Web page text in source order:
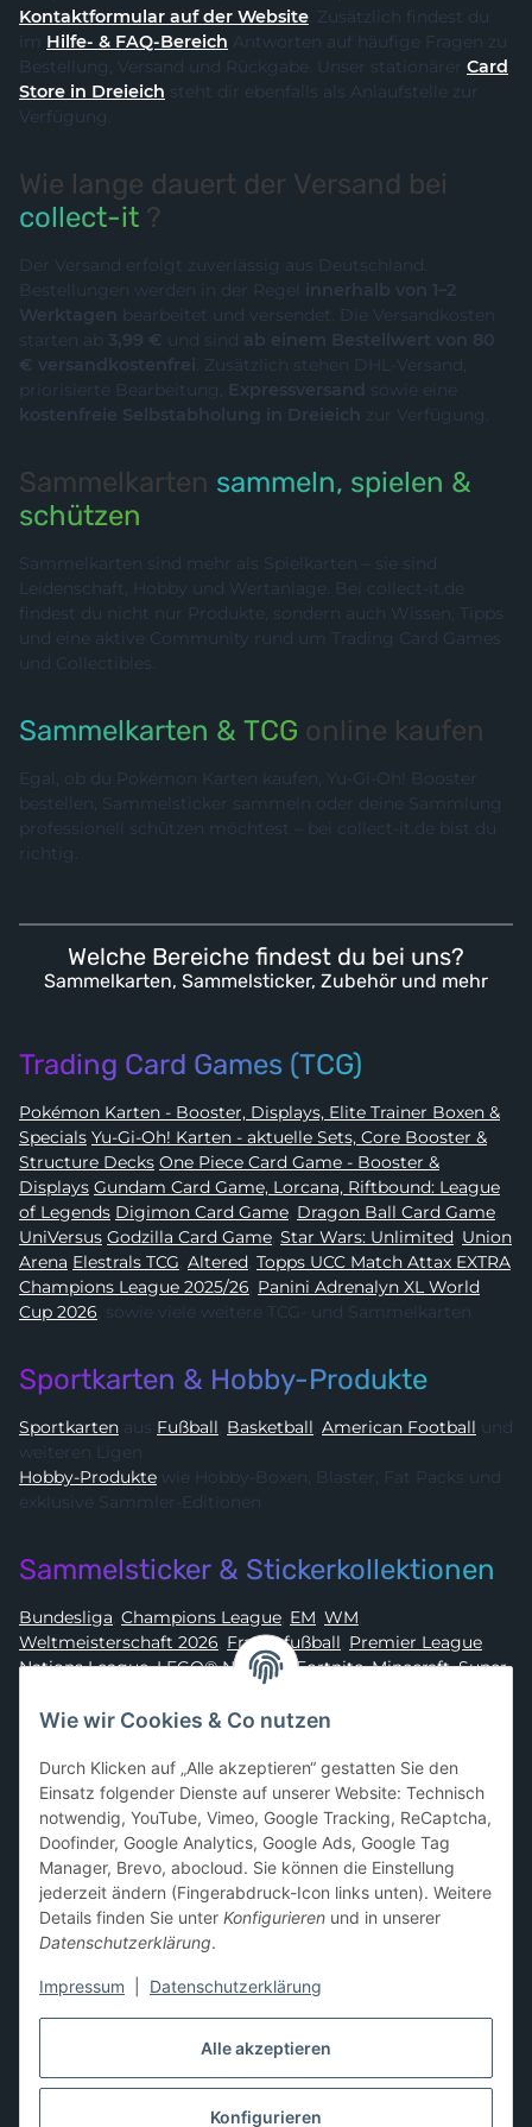
Kontaktformular auf der Website. Zusätzlich findest du
im Hilfe- & FAQ-Bereich Antworten auf häufige Fragen zu
Bestellung, Versand und Rückgabe. Unser stationärer Card
Store in Dreieich steht dir ebenfalls als Anlaufstelle zur
Verfügung.
Wie lange dauert der Versand bei
collect-it ?
Der Versand erfolgt zuverlässig aus Deutschland.
Bestellungen werden in der Regel innerhalb von 1–2
Werktagen bearbeitet und versendet. Die Versandkosten
starten ab 3,99 € und sind ab einem Bestellwert von 80
€ versandkostenfrei. Zusätzlich stehen DHL-Versand,
priorisierte Bearbeitung, Expressversand sowie eine
kostenfreie Selbstabholung in Dreieich zur Verfügung.
Sammelkarten sammeln, spielen &
schützen
Sammelkarten sind mehr als Spielkarten – sie sind
Leidenschaft, Hobby und Wertanlage. Bei collect-it.de
findest du nicht nur Produkte, sondern auch Wissen, Tipps
und eine aktive Community rund um Trading Card Games
und Collectibles.
Sammelkarten & TCG online kaufen
Egal, ob du Pokémon Karten kaufen, Yu-Gi-Oh! Booster
bestellen, Sammelsticker sammeln oder deine Sammlung
professionell schützen möchtest – bei collect-it.de bist du
richtig.
Welche Bereiche findest du bei uns?
Sammelkarten, Sammelsticker, Zubehör und mehr
Trading Card Games (TCG)
Pokémon Karten - Booster, Displays, Elite Trainer Boxen &
Specials Yu-Gi-Oh! Karten - aktuelle Sets, Core Booster &
Structure Decks One Piece Card Game - Booster &
Displays Gundam Card Game, Lorcana, Riftbound: League
of Legends
Digimon Card Game, Dragon Ball Card Game,
UniVersus
Godzilla Card Game, Star Wars: Unlimited, Union
Arena
Elestrals TCG, Altered, Topps UCC Match Attax EXTRA
Champions League 2025/26, Panini Adrenalyn XL World
Cup 2026, sowie viele weitere TCG- und Sammelkarten
Sportkarten & Hobby-Produkte
Sportkarten aus Fußball, Basketball, American Football und
weiteren Ligen
Hobby-Produkte
exklusive Sammler-Editionen
Sammelsticker & Stickerkollektionen
Bundesliga, Champions League, EM, WM,
Weltmeisterschaft 2026, Frauenfußball, Premier League,
Nations League, LEGO® Ninjago Fortnite,Minecraft,Super
Asterix
Sammelkarten-Zubehör &
Schutzprodukte
Card Sleeves, Penny Sleeves, Premium Sleeves,Toploader
Magnetic Holder, Sammelalben / Binder / Pocket Pages
Deckboxen ,Playmats undAufbewahrungslösungen
Alle akzeptieren
Konfigurieren
Wie wir Cookies & Co nutzen
Durch Klicken auf „Alle akzeptieren“ gestatten Sie den
Einsatz folgender Dienste auf unserer Website: Technisch
notwendig, YouTube, Vimeo, Google Tracking, ReCaptcha,
Doofinder, Google Analytics, Google Ads, Google Tag
Manager, Brevo, abocloud. Sie können die Einstellung
jederzeit ändern (Fingerabdruck-Icon links unten). Weitere
Details finden Sie unter Konfigurieren und in unserer
Datenschutzerklärung.
Impressum Datenschutzerklärung